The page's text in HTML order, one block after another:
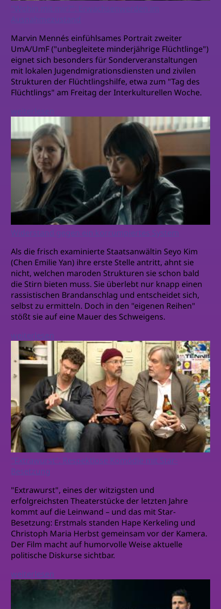
"Wohin mit mir?": Erwachsenwerden im
Ausnahmezustand
Marvin Mennés einfühlsames Portrait zweiter
UmA/UmF ("unbegleitete minderjährige Flüchtlinge")
eignet sich besonders für Sonderveranstaltungen
mit lokalen Jugendmigrationsdiensten und zivilen
Strukturen der Flüchtlingshilfe, etwa zum "Tag des
Flüchtlings" am Freitag der Interkulturellen Woche.
weiterlesen
Widerstand gegen ein korrumpiertes System
Als die frisch examinierte Staatsanwältin Seyo Kim
(Chen Emilie Yan) ihre erste Stelle antritt, ahnt sie
nicht, welchen maroden Strukturen sie schon bald
die Stirn bieten muss. Sie überlebt nur knapp einen
rassistischen Brandanschlag und entscheidet sich,
selbst zu ermitteln. Doch in den "eigenen Reihen"
stößt sie auf eine Mauer des Schweigens.
weiterlesen
"Extrawurst": Respektlose Komödie mit Star-
Besetzung
"Extrawurst", eines der witzigsten und
erfolgreichsten Theaterstücke der letzten Jahre
kommt auf die Leinwand – und das mit Star-
Besetzung: Erstmals standen Hape Kerkeling und
Christoph Maria Herbst gemeinsam vor der Kamera.
Der Film macht auf humorvolle Weise aktuelle
politische Diskurse sichtbar.
weiterlesen